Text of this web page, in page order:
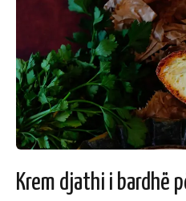
Krem djathi i bardhë